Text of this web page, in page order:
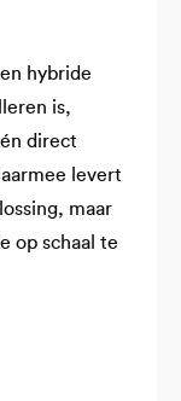
hybride
is,
direct
levert
maar
op schaal te